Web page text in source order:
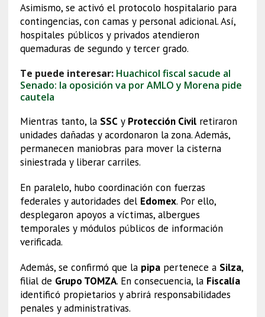
Asimismo, se activó el protocolo hospitalario para
contingencias, con camas y personal adicional. Así,
hospitales públicos y privados atendieron
quemaduras de segundo y tercer grado.
Te puede interesar: Huachicol fiscal sacude al
Senado: la oposición va por AMLO y Morena pide
cautela
Mientras tanto, la SSC y Protección Civilretiraron
unidades dañadas y acordonaron la zona. Además,
permanecen maniobras para mover la cisterna
siniestrada y liberar carriles.
En paralelo, hubo coordinación con fuerzas
federales y autoridades del Edomex. Por ello,
desplegaron apoyos a víctimas, albergues
temporales y módulos públicos de información
verificada.
Además, se confirmó que la pipapertenece a Silza,
filial de Grupo TOMZA. En consecuencia, la Fiscalía
identificó propietarios y abrirá responsabilidades
penales y administrativas.